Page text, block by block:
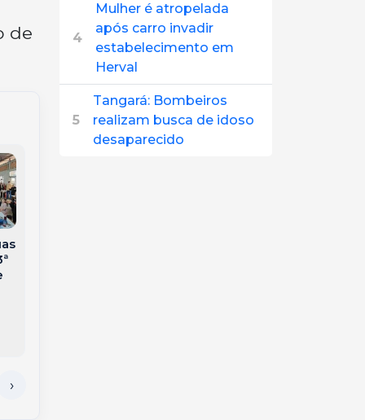
de
4
Mulher é atropelada
após carro invadir
estabelecimento em
Herval
5
Tangará: Bombeiros
realizam busca de idoso
desaparecido